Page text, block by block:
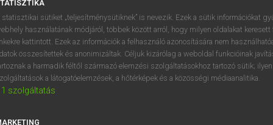
VAN ELŐFIZETÉSED?
megtekintéséhez.
statisztikai sütiket „teljesítménysütiknek” is nevezik. Ezek a sütik információkat
használatának módjáról, többek között arról, hogy milyen oldalakat keresett
kattintott. Ezek az információk a felhasználó azonosítására nem
összesítettek és anonimizáltak. Céljuk kizárólag a weboldal funkcióinak
a harmadik féltől származó elemzési szolgáltatásokhoz tartozó sütik;
a látogatóelemzések, a hőtérképek és a közösségi médiaanalitika.
1 szolgáltatás
q w e r t z u i
a s d f g h j k l é
í y x c v b n m , .